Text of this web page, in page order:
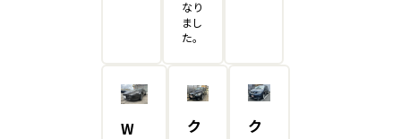
なり
まし
た。
W
ク
ク